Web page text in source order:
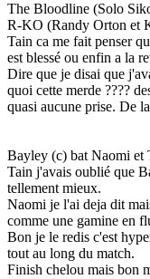
The Bloodline (Solo
R-KO (Randy Orton et
Tain ca me fait penser
est blessé ou enfin a la
Dire que je disai que
quoi cette merde ????
quasi aucune prise. De
Bayley (c) bat Naomi et
Tain j'avais oublié que
tellement mieux.
Naomi je l'ai deja dit
comme une gamine en
Bon je le redis c'est
tout au long du match.
Finish chelou mais bon